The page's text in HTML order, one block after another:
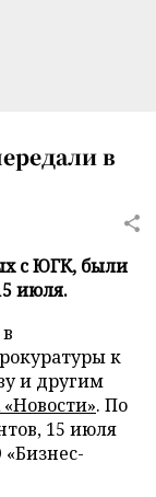
в
с ЮГК, были
июля.
к
и другим
. По
15 июля